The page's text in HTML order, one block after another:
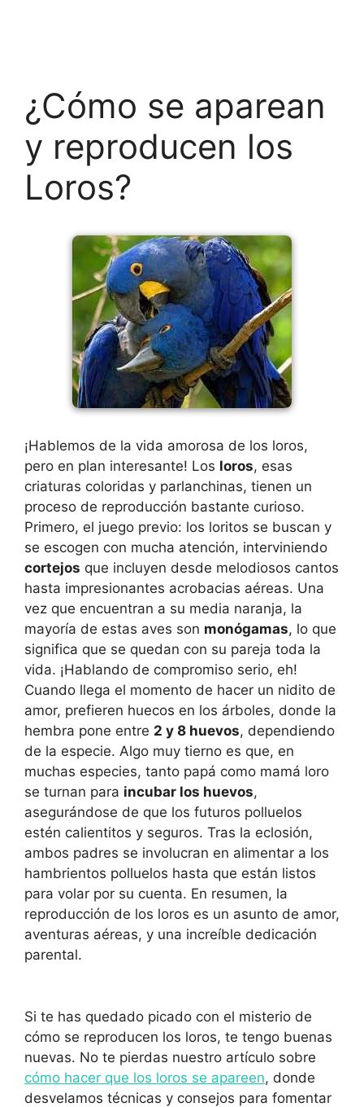
¿Cómo se aparean
y reproducen los
Loros?
¡Hablemos de la vida amorosa de los loros,
pero en plan interesante! Los loros, esas
criaturas coloridas y parlanchinas, tienen un
proceso de reproducción bastante curioso.
Primero, el juego previo: los loritos se buscan y
se escogen con mucha atención, interviniendo
cortejos que incluyen desde melodiosos cantos
hasta impresionantes acrobacias aéreas. Una
vez que encuentran a su media naranja, la
mayoría de estas aves son monógamas, lo que
significa que se quedan con su pareja toda la
vida. ¡Hablando de compromiso serio, eh!
Cuando llega el momento de hacer un nidito de
amor, prefieren huecos en los árboles, donde la
hembra pone entre 2 y 8 huevos, dependiendo
de la especie. Algo muy tierno es que, en
muchas especies, tanto papá como mamá loro
se turnan para incubar los huevos,
asegurándose de que los futuros polluelos
estén calientitos y seguros. Tras la eclosión,
ambos padres se involucran en alimentar a los
hambrientos polluelos hasta que están listos
para volar por su cuenta. En resumen, la
reproducción de los loros es un asunto de amor,
aventuras aéreas, y una increíble dedicación
parental.
Si te has quedado picado con el misterio de
cómo se reproducen los loros, te tengo buenas
nuevas. No te pierdas nuestro artículo sobre
cómo hacer que los loros se apareen, donde
desvelamos técnicas y consejos para fomentar